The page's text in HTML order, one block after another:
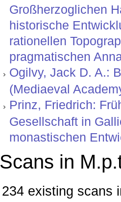
Großherzoglichen
historische
rationellen
pragmatischen
Ogilvy, Jack D. A.:
(Mediaeval
Prinz, Friedrich:
Gesellschaft in
monastischen
Scans in
234 existing scans